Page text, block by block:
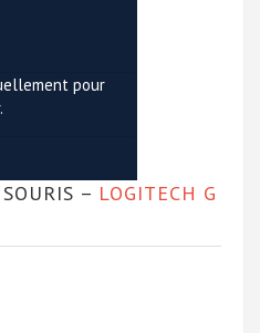
pour
– LOGITECH G